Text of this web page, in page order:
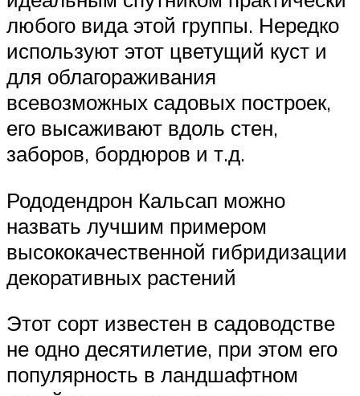
любого вида этой группы. Нередко
используют этот цветущий куст и
для облагораживания
всевозможных садовых построек,
его высаживают вдоль стен,
заборов, бордюров и т.д.
Рододендрон Кальсап можно
назвать лучшим примером
высококачественной гибридизации
декоративных растений
Этот сорт известен в садоводстве
не одно десятилетие, при этом его
популярность в ландшафтном